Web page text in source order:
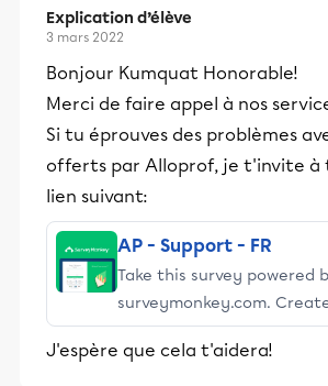
Explication d’élève
3 mars 2022
Bonjour Kumquat Honorable!
Merci de faire appel à nos
Si tu éprouves des problèmes
offerts par Alloprof, je t'invite à
lien suivant:
AP - Support - FR
Take this survey powered
surveymonkey.com.
surveys for free.
J'espère que cela t'aidera!